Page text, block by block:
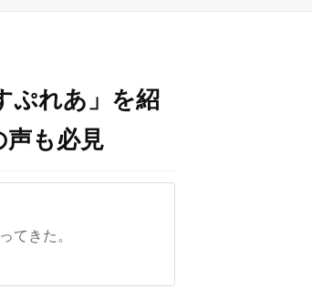
ぷれあ」を紹
声も必見
てきた。